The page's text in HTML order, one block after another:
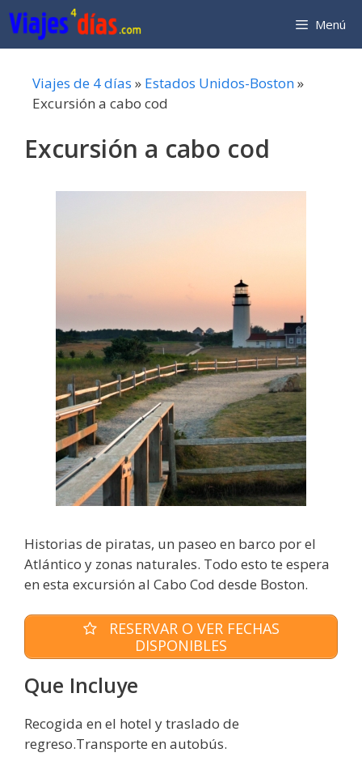
Saltar
al
contenido
Menú
Viajes de 4 días » Estados Unidos-Boston»
Excursión a cabo cod
Excursión a cabo cod
Historias de piratas, un paseo en barco por el
Atlántico y zonas naturales. Todo esto te espera
en esta excursión al Cabo Cod desde Boston.
RESERVAR O VER FECHAS
DISPONIBLES
Que Incluye
Recogida en el hotel y traslado de
regreso.Transporte en autobús.